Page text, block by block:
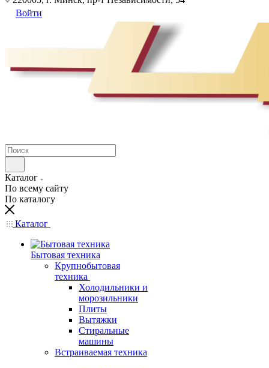
Войти
Каталог
По всему сайту
По каталогу
Каталог
Бытовая техника
Крупнобытовая
техника
Холодильники и
морозильники
Плиты
Вытяжки
Стиральные
машины
Встраиваемая техника